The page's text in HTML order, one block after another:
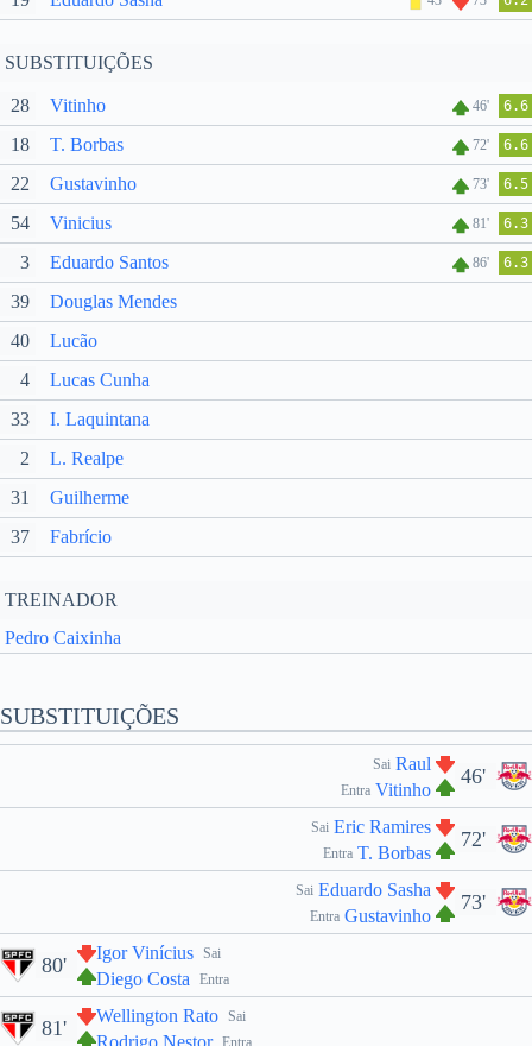
SUBSTITUIÇÕES
28 Vitinho 46' 6.6
18 T. Borbas 72' 6.6
22 Gustavinho 73' 6.5
54 Vinicius 81' 6.3
3 Eduardo Santos 86' 6.3
39
Douglas Mendes
40
Lucão
4
Lucas Cunha
33
I. Laquintana
2
L. Realpe
31
Guilherme
37
Fabrício
TREINADOR
Pedro Caixinha
SUBSTITUIÇÕES
46'
Sai Raul
Entra Vitinho
72'
Sai Eric Ramires
Entra T. Borbas
73'
Sai Eduardo Sasha
Entra Gustavinho
Sai
Igor Vinícius
Entra
Diego Costa
80'
Sai
Wellington Rato
Entra
Rodrigo Nestor
81'